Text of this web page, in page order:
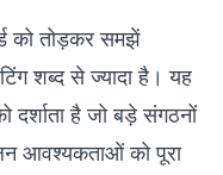
को तोड़कर समझें
शब्द से ज्यादा है। यह
दर्शाता है जो बड़े संगठनों
आवश्यकताओं को पूरा